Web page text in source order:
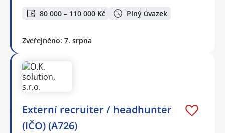
80 000 – 110 000 Kč Plný úvazek
Zveřejněno: 7. srpna
Externí recruiter / headhunter
(IČO) (A726)